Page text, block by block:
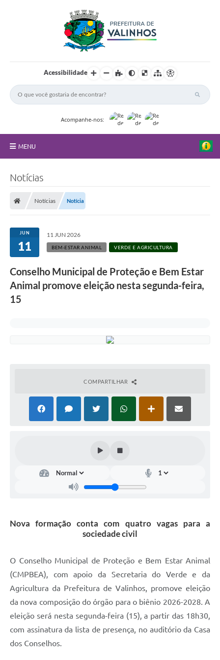
Acessibilidade
Acompanhe-nos:
MENU
Secretarias
Atos Oficiais
Transparência
Programa Famílias Fortes
Contratação de estagiário - estudante de Direito -
Galeria de Fotos
Galeria de Vídeos
Projetos
Contas Públicas
Editais
Links
Notícias
Notícias Notícia
JUN
11
11 JUN 2026
BEM-ESTAR ANIMAL VERDE E AGRICULTURA
Conselho Municipal de Proteção e Bem Estar
Animal promove eleição nesta segunda-feira,
15
COMPARTILHAR
Nova formação conta com quatro vagas para a
sociedade civil
O Conselho Municipal de Proteção e Bem Estar Animal
(CMPBEA), com apoio da Secretaria do Verde e da
Agricultura da Prefeitura de Valinhos, promove eleição
da nova composição do órgão para o biênio 2026-2028. A
eleição será nesta segunda-feira (15), a partir das 18h30,
com assinatura da lista de presença, no auditório da Casa
dos Conselhos.